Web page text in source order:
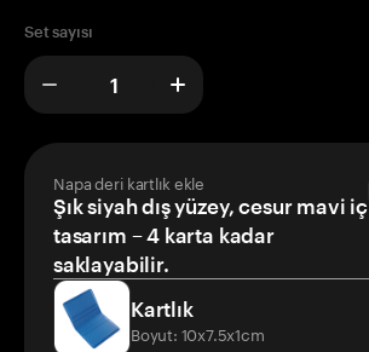
Set sayısı
Napa deri kartlık ekle
Şık siyah dış yüzey, cesur mavi iç
tasarım – 4 karta kadar
saklayabilir.
Kartlık
Boyut: 10x7.5x1cm